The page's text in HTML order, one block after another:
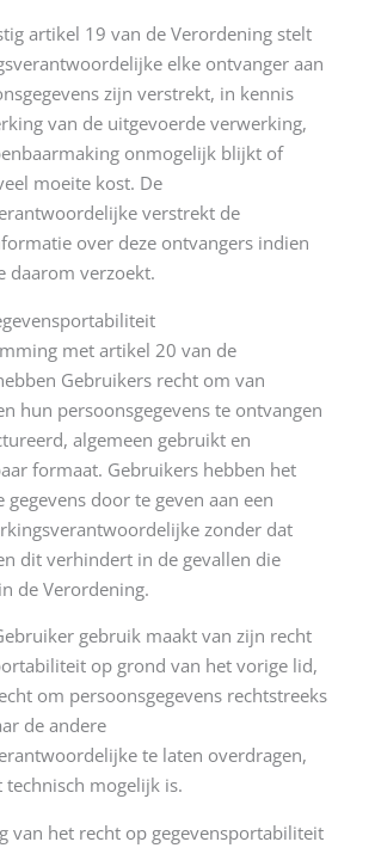
artikel 19 van de Verordening stelt
elke ontvanger aan
zijn verstrekt, in kennis
van de uitgevoerde verwerking,
onmogelijk blijkt of
moeite kost. De
verstrekt de
over deze ontvangers indien
daarom verzoekt.
met artikel 20 van de
Gebruikers recht om van
hun persoonsgegevens te ontvangen
algemeen gebruikt en
formaat. Gebruikers hebben het
gegevens door te geven aan een
zonder dat
dit verhindert in de gevallen die
de Verordening.
gebruik maakt van zijn recht
op grond van het vorige lid,
om persoonsgegevens rechtstreeks
de andere
te laten overdragen,
mogelijk is.
van het recht op gegevensportabiliteit